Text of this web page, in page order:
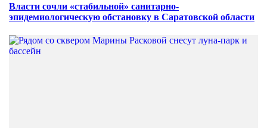
Власти сочли «стабильной» санитарно-
эпидемиологическую обстановку в Саратовской области